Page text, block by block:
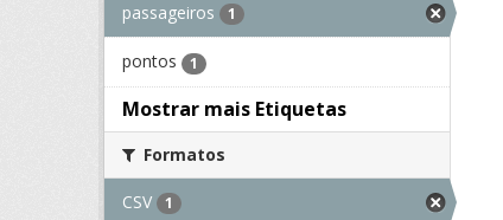
passageiros 1
pontos 1
Mostrar mais Etiquetas
Formatos
CSV 1